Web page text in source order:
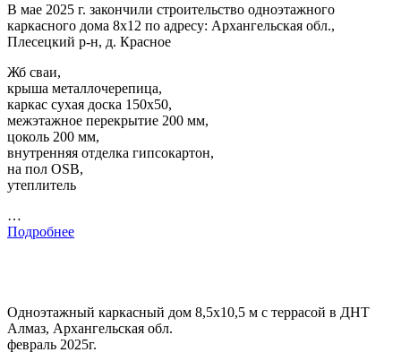
В мае 2025 г. закончили строительство одноэтажного
каркасного дома 8х12 по адресу: Архангельская обл.,
Плесецкий р-н, д. Красное
Жб сваи,
крыша металлочерепица,
каркас сухая доска 150х50,
межэтажное перекрытие 200 мм,
цоколь 200 мм,
внутренняя отделка гипсокартон,
на пол OSB,
утеплитель
…
Подробнее
Одноэтажный каркасный дом 8,5х10,5 м с террасой в ДНТ
Алмаз, Архангельская обл.
февраль 2025г.